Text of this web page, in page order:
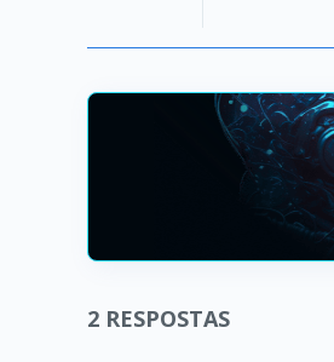
2 RESPOSTAS